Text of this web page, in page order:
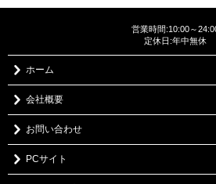
営業時間:10:00～
定休日:年中無休
ホーム
会社概要
お問い合わせ
PCサイト